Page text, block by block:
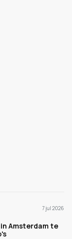
7 jul 2026
Amsterdam te